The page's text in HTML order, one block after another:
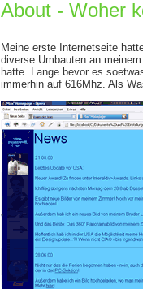
About - Woher
Meine erste Internetseite
diverse Umbauten an
hatte. Lange bevor es
immerhin auf 616Mhz. Als